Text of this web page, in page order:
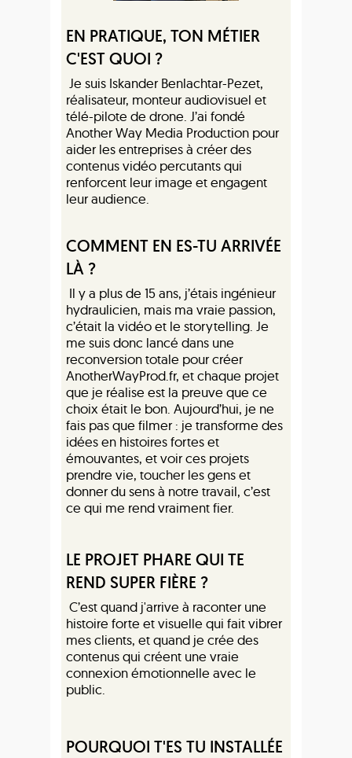
EN PRATIQUE, TON MÉTIER
C'EST QUOI ?
Je suis Iskander Benlachtar-Pezet,
réalisateur, monteur audiovisuel et
télé-pilote de drone. J’ai fondé
Another Way Media Production pour
aider les entreprises à créer des
contenus vidéo percutants qui
renforcent leur image et engagent
leur audience.
COMMENT EN ES-TU ARRIVÉE
LÀ ?
Il y a plus de 15 ans, j’étais ingénieur
hydraulicien, mais ma vraie passion,
c’était la vidéo et le storytelling. Je
me suis donc lancé dans une
reconversion totale pour créer
AnotherWayProd.fr, et chaque projet
que je réalise est la preuve que ce
choix était le bon. Aujourd’hui, je ne
fais pas que filmer : je transforme des
idées en histoires fortes et
émouvantes, et voir ces projets
prendre vie, toucher les gens et
donner du sens à notre travail, c’est
ce qui me rend vraiment fier.
LE PROJET PHARE QUI TE
REND SUPER FIÈRE ?
C’est quand j'arrive à raconter une
histoire forte et visuelle qui fait vibrer
mes clients, et quand je crée des
contenus qui créent une vraie
connexion émotionnelle avec le
public.
POURQUOI T'ES TU INSTALLÉE